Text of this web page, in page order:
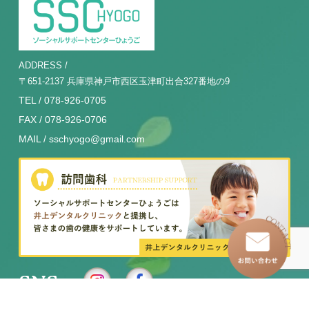
ADDRESS /
〒651-2137 兵庫県神戸市西区玉津町出合327番地の9
TEL / 078-926-0705
FAX / 078-926-0706
MAIL / sschyogo@gmail.com
SNS